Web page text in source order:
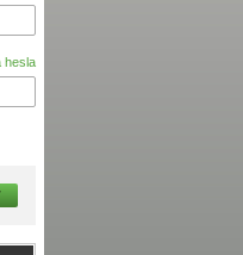
hesla